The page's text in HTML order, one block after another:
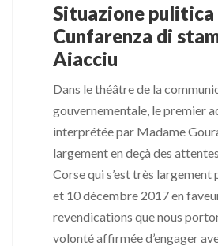
Situazione pulitica
Cunfarenza di
Aiacciu
Dans le théâtre de la
gouvernementale, le premier
interprétée par Madame
largement en deçà des
Corse qui s’est très largement
et 10 décembre 2017 en
revendications que nous
volonté affirmée d’engager